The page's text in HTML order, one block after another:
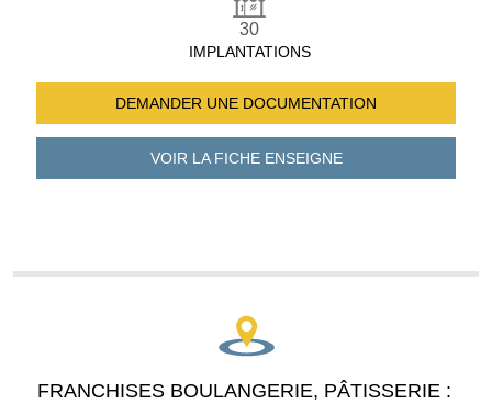
30
IMPLANTATIONS
DEMANDER UNE DOCUMENTATION
VOIR LA FICHEENSEIGNE
FRANCHISES BOULANGERIE, PÂTISSERIE :